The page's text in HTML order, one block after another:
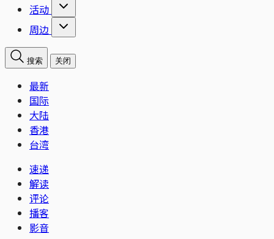
活动
周边
搜索 关闭
最新
国际
大陆
香港
台湾
速递
解读
评论
播客
影音